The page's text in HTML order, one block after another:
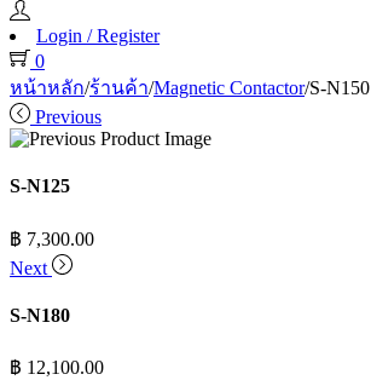
Login / Register
0
หน้าหลัก/ร้านค้า/Magnetic Contactor/S-N150
Previous
S-N125
฿ 7,300.00
Next
S-N180
฿ 12,100.00